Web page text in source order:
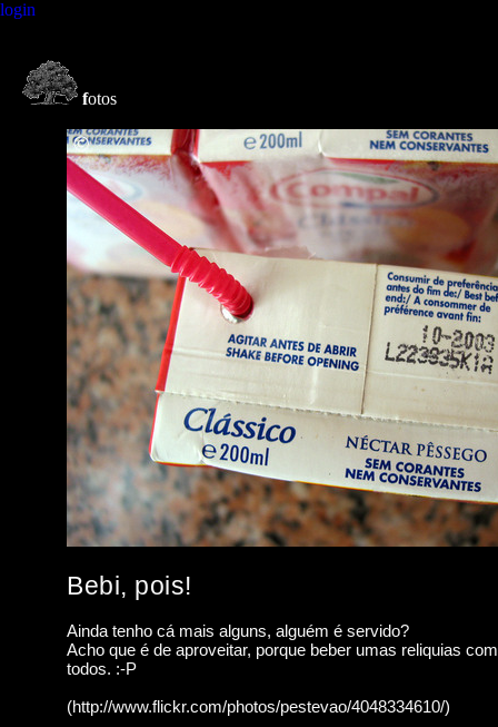
login
fotos
Bebi, pois!
Ainda tenho cá mais alguns, alguém é servido?
Acho que é de aproveitar, porque beber umas reliquias
todos. :-P
(http://www.flickr.com/photos/pestevao/4048334610/)